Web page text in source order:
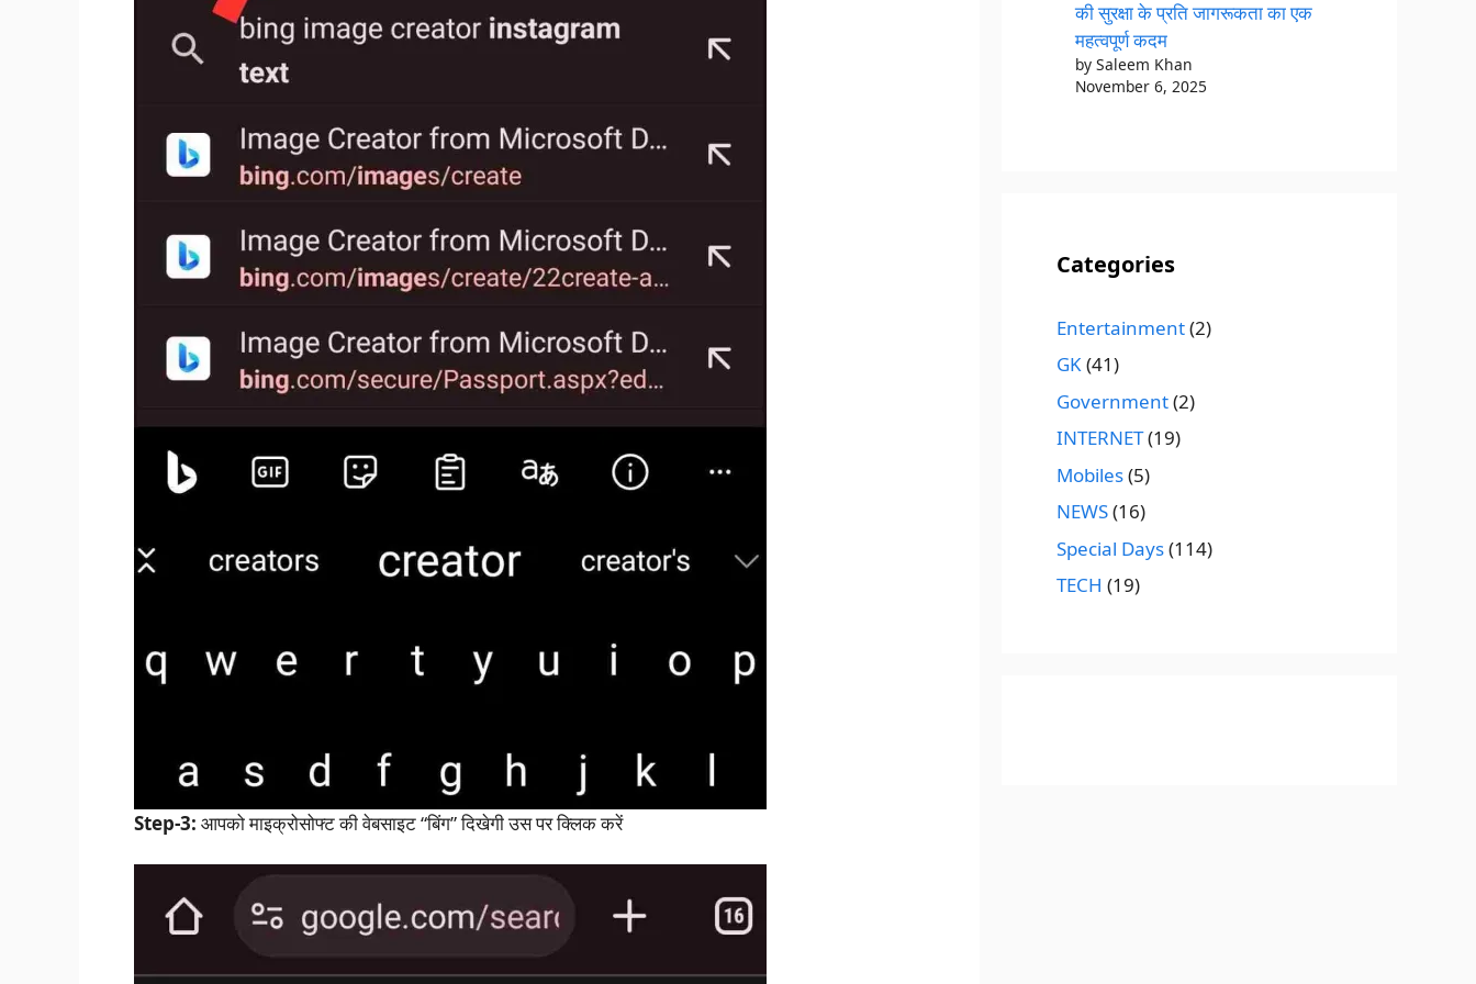
Step-3: आपको माइक्रोसोफ्ट की वेबसाइट “बिंग” दिखेगी उस पर क्लिक करें
की सुरक्षा के प्रति जागरूकता का एक
महत्वपूर्ण कदम
by Saleem Khan
November 6, 2025
Categories
Entertainment(2)
GK(41)
Government(2)
INTERNET(19)
Mobiles(5)
NEWS(16)
Special Days(114)
TECH (19)